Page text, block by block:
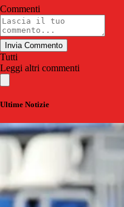
Commenti
Invia Commento
Tutti
Leggi altri commenti
Ultime Notizie